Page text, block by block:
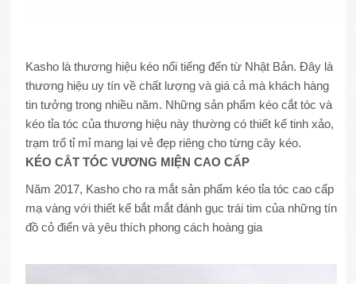
Kasho là thương hiệu kéo nổi tiếng đến từ Nhật Bản. Đây là
thương hiệu uy tín về chất lượng và giá cả mà khách hàng
tin tưởng trong nhiều năm. Những sản phẩm kéo cắt tóc và
kéo tỉa tóc của thương hiệu này thường có thiết kế tinh xảo,
trạm trổ tỉ mỉ mang lại vẻ đẹp riêng cho từng cây kéo.
KÉO CẮT TÓC VƯƠNG MIỆN CAO CẤP
Năm 2017, Kasho cho ra mắt sản phẩm kéo tỉa tóc cao cấp
mạ vàng với thiết kế bắt mắt đánh gục trái tim của những tín
đồ cỏ điển và yêu thích phong cách hoàng gia